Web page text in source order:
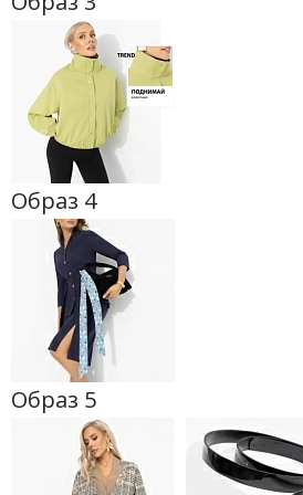
Образ 4
Образ 5